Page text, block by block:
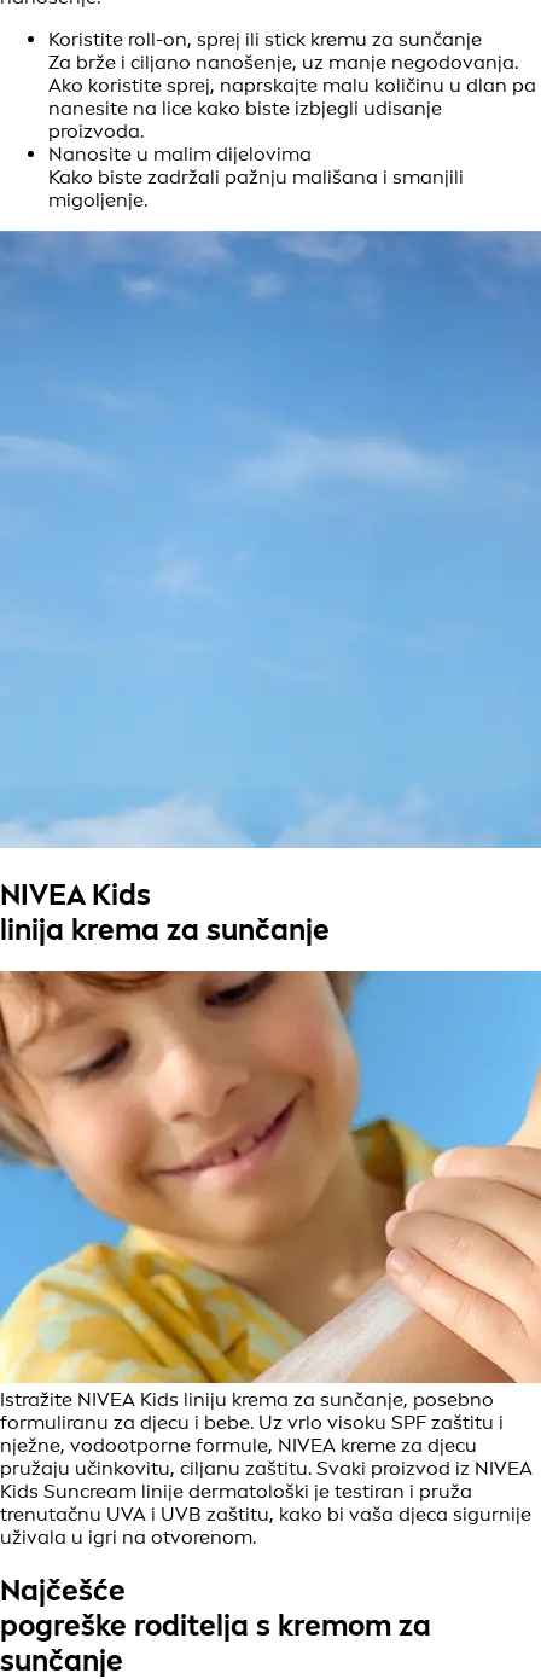
Koristite roll-on, sprej ili stick kremu za sunčanje
Za brže i ciljano nanošenje, uz manje negodovanja.
Ako koristite sprej, naprskajte malu količinu u dlan pa
nanesite na lice kako biste izbjegli udisanje
proizvoda.
Nanosite u malim dijelovima
Kako biste zadržali pažnju mališana i smanjili
migoljenje.
NIVEA Kids
linija krema za sunčanje
Istražite NIVEA Kids liniju krema za sunčanje, posebno
formuliranu za djecu i bebe. Uz vrlo visoku SPF zaštitu i
nježne, vodootporne formule, NIVEA kreme za djecu
pružaju učinkovitu, ciljanu zaštitu. Svaki proizvod iz NIVEA
Kids Suncream linije dermatološki je testiran i pruža
trenutačnu UVA i UVB zaštitu, kako bi vaša djeca sigurnije
uživala u igri na otvorenom.
Najčešće
pogreške roditelja s kremom za
sunčanje